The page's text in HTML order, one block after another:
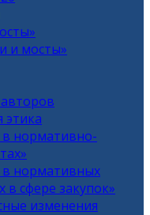
и мосты»
этика
нормативно-
нормативных
сфере закупок»
изменения